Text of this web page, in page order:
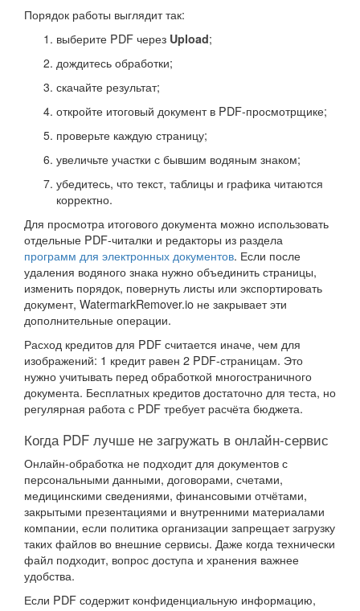
Порядок работы выглядит так:
выберите PDF через Upload;
дождитесь обработки;
скачайте результат;
откройте итоговый документ в PDF-просмотрщике;
проверьте каждую страницу;
увеличьте участки с бывшим водяным знаком;
убедитесь, что текст, таблицы и графика читаются
корректно.
Для просмотра итогового документа можно использовать
отдельные PDF-читалки и редакторы из раздела
программ для электронных документов. Если после
удаления водяного знака нужно объединить страницы,
изменить порядок, повернуть листы или экспортировать
документ, WatermarkRemover.io не закрывает эти
дополнительные операции.
Расход кредитов для PDF считается иначе, чем для
изображений: 1 кредит равен 2 PDF-страницам. Это
нужно учитывать перед обработкой многостраничного
документа. Бесплатных кредитов достаточно для теста, но
регулярная работа с PDF требует расчёта бюджета.
Когда PDF лучше не загружать в онлайн-сервис
Онлайн-обработка не подходит для документов с
персональными данными, договорами, счетами,
медицинскими сведениями, финансовыми отчётами,
закрытыми презентациями и внутренними материалами
компании, если политика организации запрещает загрузку
таких файлов во внешние сервисы. Даже когда технически
файл подходит, вопрос доступа и хранения важнее
удобства.
Если PDF содержит конфиденциальную информацию,